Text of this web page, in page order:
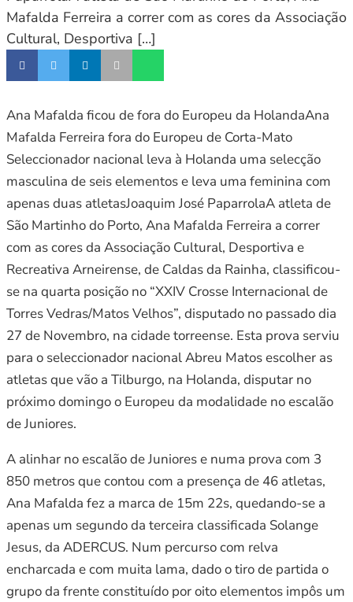
Mafalda Ferreira a correr com as cores da Associação
Cultural, Desportiva […]
Ana Mafalda ficou de fora do Europeu da HolandaAna
Mafalda Ferreira fora do Europeu de Corta-Mato
Seleccionador nacional leva à Holanda uma selecção
masculina de seis elementos e leva uma feminina com
apenas duas atletasJoaquim José PaparrolaA atleta de
São Martinho do Porto, Ana Mafalda Ferreira a correr
com as cores da Associação Cultural, Desportiva e
Recreativa Arneirense, de Caldas da Rainha, classificou-
se na quarta posição no “XXIV Crosse Internacional de
Torres Vedras/Matos Velhos”, disputado no passado dia
27 de Novembro, na cidade torreense. Esta prova serviu
para o seleccionador nacional Abreu Matos escolher as
atletas que vão a Tilburgo, na Holanda, disputar no
próximo domingo o Europeu da modalidade no escalão
de Juniores.
A alinhar no escalão de Juniores e numa prova com 3
850 metros que contou com a presença de 46 atletas,
Ana Mafalda fez a marca de 15m 22s, quedando-se a
apenas um segundo da terceira classificada Solange
Jesus, da ADERCUS. Num percurso com relva
encharcada e com muita lama, dado o tiro de partida o
grupo da frente constituído por oito elementos impôs um